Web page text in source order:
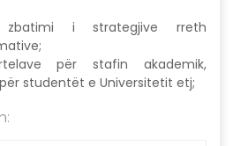
zbatimi i strategjive rreth
për stafin akademik,
studentët e Universitetit etj;